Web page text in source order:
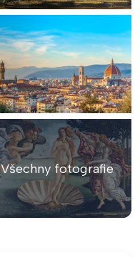
Všechny fotografie